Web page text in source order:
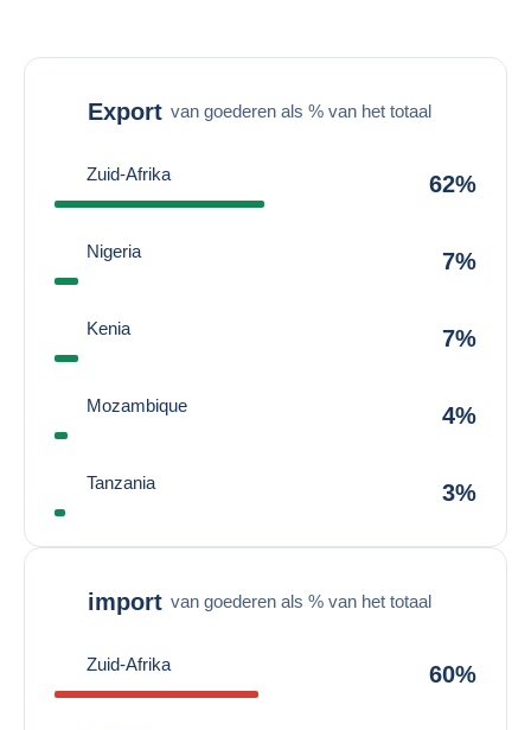
Export van goederen als % van het totaal
Zuid-Afrika 62%
Nigeria 7%
Kenia 7%
Mozambique 4%
Tanzania 3%
import van goederen als % van het totaal
Zuid-Afrika 60%